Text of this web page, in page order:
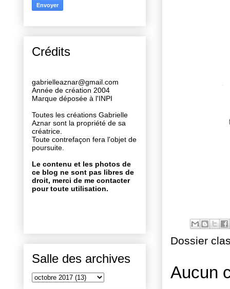
Dossier
Aucun
Crédits
gabrielleaznar@gmail.com
Année de création 2004
Marque déposée à l'INPI
Toutes les créations Gabrielle
Aznar sont la propriété de sa
créatrice.
Toute contrefaçon fera l'objet de
poursuite.
Le contenu et les photos de
ce blog ne sont pas libres de
droit, merci de me contacter
pour toute utilisation.
Salle des archives